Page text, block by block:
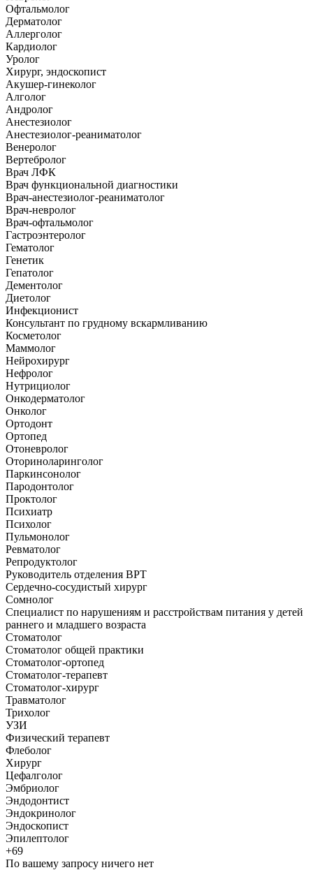
Офтальмолог
Дерматолог
Аллерголог
Кардиолог
Уролог
Хирург, эндоскопист
Акушер-гинеколог
Алголог
Андролог
Анестезиолог
Анестезиолог-реаниматолог
Венеролог
Вертебролог
Врач ЛФК
Врач функциональной диагностики
Врач-анестезиолог-реаниматолог
Врач-невролог
Врач-офтальмолог
Гастроэнтеролог
Гематолог
Генетик
Гепатолог
Дементолог
Диетолог
Инфекционист
Консультант по грудному вскармливанию
Косметолог
Маммолог
Нейрохирург
Нефролог
Нутрициолог
Онкодерматолог
Онколог
Ортодонт
Ортопед
Отоневролог
Оториноларинголог
Паркинсонолог
Пародонтолог
Проктолог
Психиатр
Психолог
Пульмонолог
Ревматолог
Репродуктолог
Руководитель отделения ВРТ
Сердечно-сосудистый хирург
Сомнолог
Специалист по нарушениям и расстройствам питания у детей
раннего и младшего возраста
Стоматолог
Стоматолог общей практики
Стоматолог-ортопед
Стоматолог-терапевт
Стоматолог-хирург
Травматолог
Трихолог
УЗИ
Физический терапевт
Флеболог
Хирург
Цефалголог
Эмбриолог
Эндодонтист
Эндокринолог
Эндоскопист
Эпилептолог
+69
По вашему запросу ничего нет